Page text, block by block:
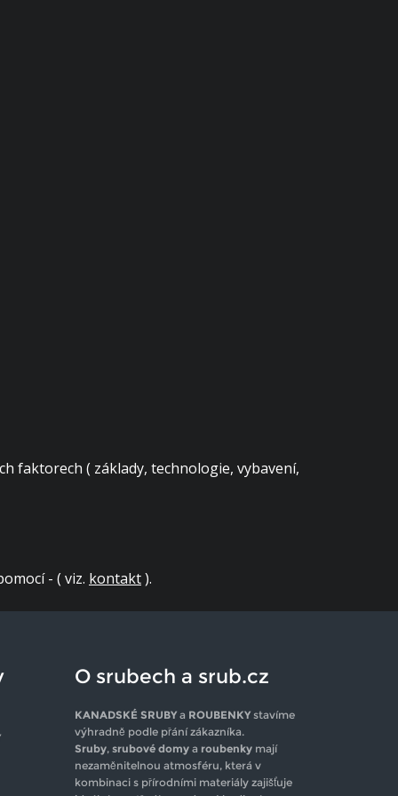
faktorech ( základy, technologie, vybavení,
- ( viz. kontakt).
O srubech a srub.cz
KANADSKÉ SRUBYa ROUBENKYstavíme
výhradně podle přání zákazníka.
Sruby, srubové domya roubenkymají
nezaměnitelnou atmosféru, která v
kombinaci s přírodními materiály zajišťuje